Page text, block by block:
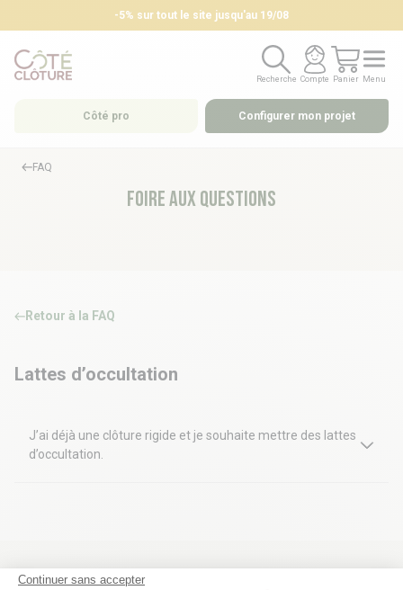
-5% sur tout le site jusqu'au 19/08
Bon plan retrait magasin : –5% avec RETRAIT5
Recherche
Recherche
Compte
Compte
Panier
Panier
Menu
Menu
Côté pro Configurer mon projet
FAQ
Foire aux questions
Retour à la FAQ
Lattes d’occultation
J’ai déjà une clôture rigide et je souhaite mettre des lattes
d’occultation.
Continuer sans accepter